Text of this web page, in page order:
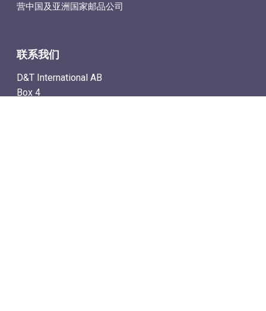
营中国及亚洲国家邮品公司
联系我们
D&T International AB
Box 4